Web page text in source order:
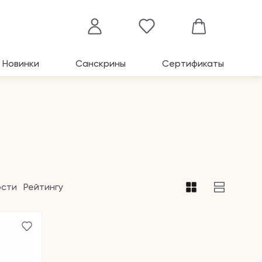
Новинки Санскрины Сертификаты
Рейтингу